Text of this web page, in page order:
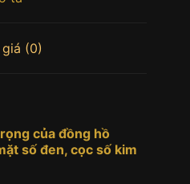
(0)
của đồng hồ
số đen, cọc số kim